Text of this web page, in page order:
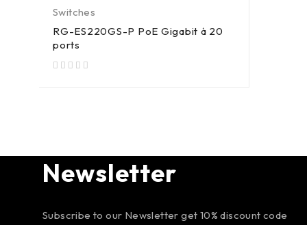
Switches
RG-ES220GS-P PoE Gigabit à 20
ports
Newsletter
Subscribe to our Newsletter get 10% discount code